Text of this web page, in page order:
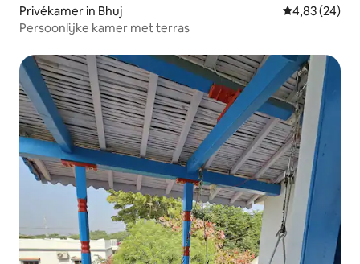
Privékamer in Bhuj Gemiddelde
4,83 (24)
Persoonlijke kamer met terras